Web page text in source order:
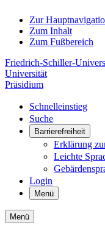
Zur
Zum Inhalt
Zum Fußbereich
Friedrich-Schiller-
Universität
Präsidium
Schnelleinstieg
Suche
Barrierefreiheit
Erklärung
Leichte
Login
Menü
Menü